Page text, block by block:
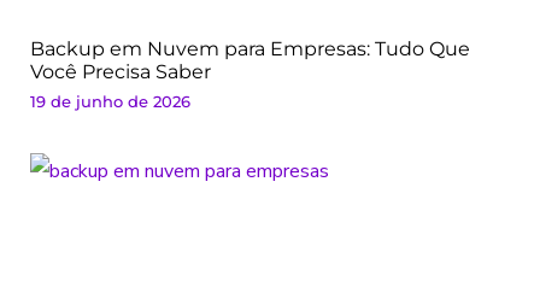
Backup em Nuvem para Empresas: Tudo Que
Você Precisa Saber
19 de junho de 2026